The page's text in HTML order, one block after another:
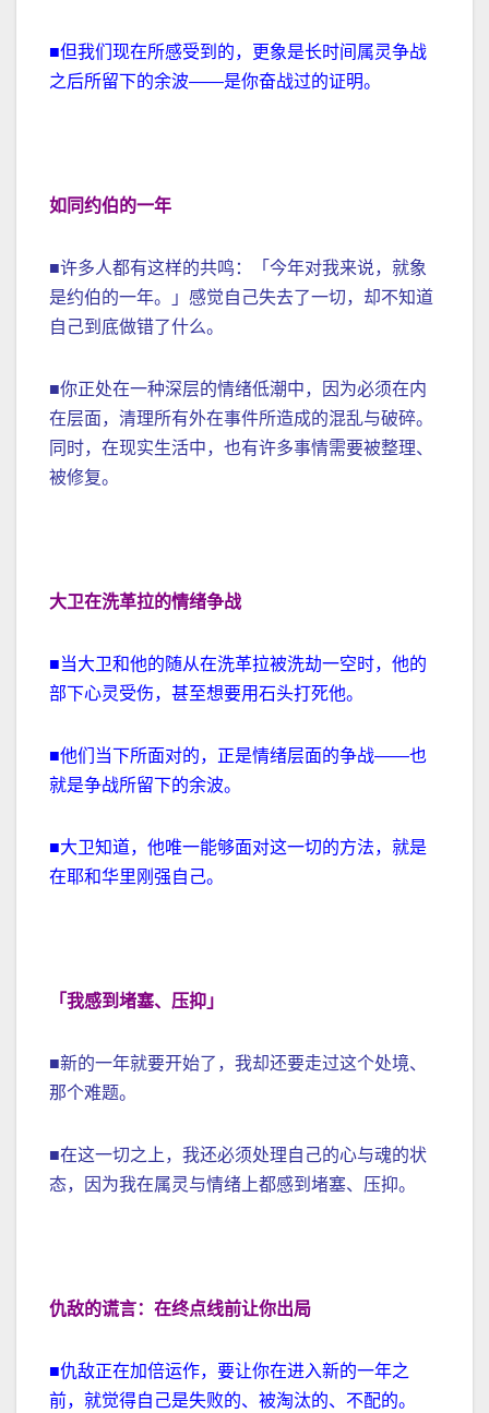
■但我们现在所感受到的，更象是长时间属灵争战
之后所留下的余波——是你奋战过的证明。
如同约伯的一年
■许多人都有这样的共鸣：「今年对我来说，就象
是约伯的一年。」感觉自己失去了一切，却不知道
自己到底做错了什么。
■你正处在一种深层的情绪低潮中，因为必须在内
在层面，清理所有外在事件所造成的混乱与破碎。
同时，在现实生活中，也有许多事情需要被整理、
被修复。
大卫在洗革拉的情绪争战
■当大卫和他的随从在洗革拉被洗劫一空时，他的
部下心灵受伤，甚至想要用石头打死他。
■他们当下所面对的，正是情绪层面的争战——也
就是争战所留下的余波。
■大卫知道，他唯一能够面对这一切的方法，就是
在耶和华里刚强自己。
「我感到堵塞、压抑」
■新的一年就要开始了，我却还要走过这个处境、
那个难题。
■在这一切之上，我还必须处理自己的心与魂的状
态，因为我在属灵与情绪上都感到堵塞、压抑。
仇敌的谎言：在终点线前让你出局
■仇敌正在加倍运作，要让你在进入新的一年之
前，就觉得自己是失败的、被淘汰的、不配的。